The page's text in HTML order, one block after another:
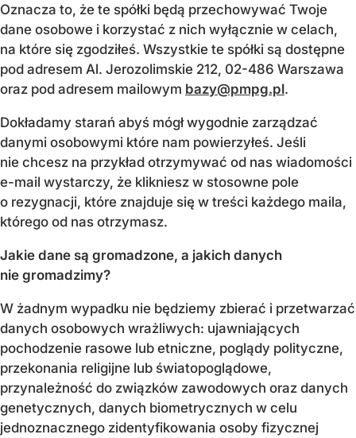
Oznacza to, że te spółki będą przechowywać Twoje
dane osobowe i korzystać z nich wyłącznie w celach,
na które się zgodziłeś. Wszystkie te spółki są dostępne
pod adresem Al. Jerozolimskie 212, 02-486 Warszawa
oraz pod adresem mailowym bazy@pmpg.pl.
Dokładamy starań abyś mógł wygodnie zarządzać
danymi osobowymi które nam powierzyłeś. Jeśli
nie chcesz na przykład otrzymywać od nas wiadomości
e-mail wystarczy, że klikniesz w stosowne pole
o rezygnacji, które znajduje się w treści każdego maila,
którego od nas otrzymasz.
Jakie dane są gromadzone, a jakich danych
nie gromadzimy?
W żadnym wypadku nie będziemy zbierać i przetwarzać
danych osobowych wrażliwych: ujawniających
pochodzenie rasowe lub etniczne, poglądy polityczne,
przekonania religijne lub światopoglądowe,
przynależność do związków zawodowych oraz danych
genetycznych, danych biometrycznych w celu
jednoznacznego zidentyfikowania osoby fizycznej